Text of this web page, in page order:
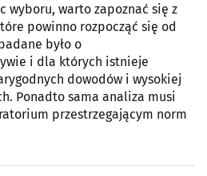
wyboru, warto zapoznać się z
powinno rozpocząć się od
było o
i dla których istnieje
dowodów i wysokiej
Ponadto sama analiza musi
przestrzegającym norm